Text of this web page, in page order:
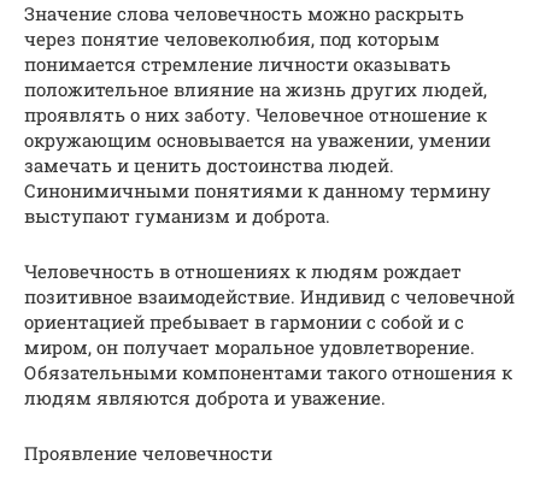
Значение слова человечность можно раскрыть
через понятие человеколюбия, под которым
понимается стремление личности оказывать
положительное влияние на жизнь других людей,
проявлять о них заботу. Человечное отношение к
окружающим основывается на уважении, умении
замечать и ценить достоинства людей.
Синонимичными понятиями к данному термину
выступают гуманизм и доброта.
Человечность в отношениях к людям рождает
позитивное взаимодействие. Индивид с человечной
ориентацией пребывает в гармонии с собой и с
миром, он получает моральное удовлетворение.
Обязательными компонентами такого отношения к
людям являются доброта и уважение.
Проявление человечности